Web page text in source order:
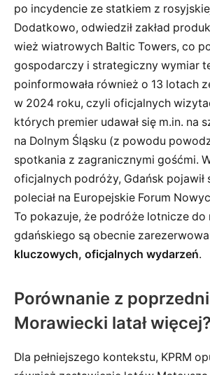
po incydencie ze statkiem z
Dodatkowo, odwiedził zakład
wież wiatrowych Baltic Towers, co
gospodarczy i strategiczny wymiar
poinformowała również o 13 lotach
w 2024 roku, czyli oficjalnych
których premier udawał się m.in. na
na Dolnym Śląsku (z powodu
spotkania z zagranicznymi gośćmi.
oficjalnych podróży, Gdańsk pojawił
poleciał na Europejskie Forum
To pokazuje, że podróże lotnicze do
gdańskiego są obecnie
kluczowych, oficjalnych wydarzeń.
Porównanie z
Morawiecki latał więcej?
Dla pełniejszego kontekstu, KPRM